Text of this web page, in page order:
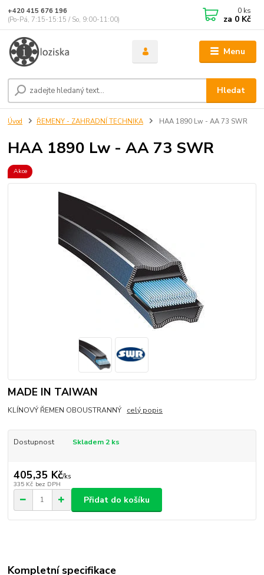
Menu
Hledat
+420 415 676 196
(Po-Pá, 7:15-15:15 / So, 9:00-11:00)
0 ks
za 0 Kč
Úvod ŘEMENY - ZAHRADNÍ TECHNIKA HAA 1890 Lw - AA 73 SWR
HAA 1890 Lw - AA 73 SWR
Akce
MADE IN TAIWAN
KLÍNOVÝ ŘEMEN OBOUSTRANNÝ celý popis
Dostupnost Skladem 2 ks
405,35 Kč/ks
335 Kč bez DPH
Přidat do košíku
Kompletní specifikace